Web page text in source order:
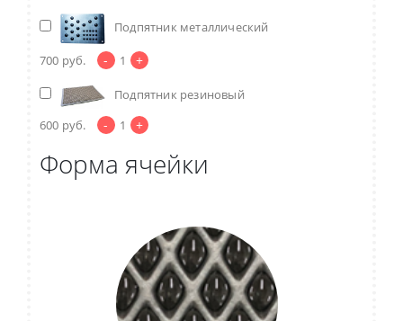
Подпятник металлический
700 руб. - 1 +
Подпятник резиновый
600 руб. - 1 +
Форма ячейки